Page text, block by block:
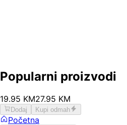
Popularni proizvodi
19.95 KM27.95 KM
Dodaj Kupi odmah
Početna